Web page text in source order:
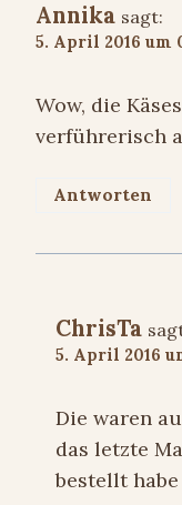
Annika sagt:
5. April 2016 um
Wow, die
verführerisch
Antworten
ChrisTa
5. April 2016
Die waren
das letzte
bestellt habe